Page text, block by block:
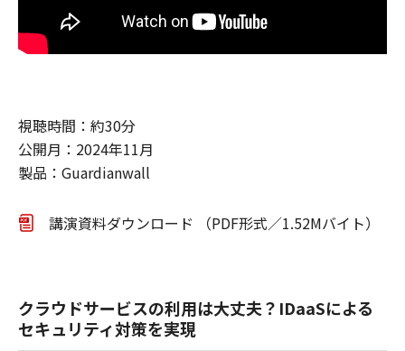
視聴時間：約30分
公開月：2024年11月
製品：Guardianwall
講演資料ダウンロード （PDF形式／1.52Mバイト）
クラウドサービスの利用は大丈夫？IDaaSによる
セキュリティ対策を実現